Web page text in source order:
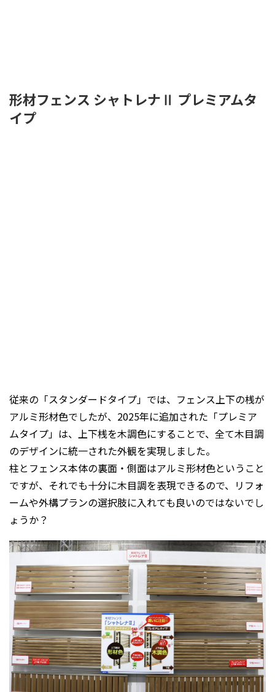
形材フェンス シャトレナⅡ プレミアムタ
イプ
従来の「スタンダードタイプ」では、フェンス上下の桟が
アルミ形材色でしたが、2025年に追加された「プレミア
ムタイプ」は、上下桟を木調色にすることで、全て木目調
のデザインに統一された外観を実現しました。
柱とフェンス本体の裏面・側面はアルミ形材色ということ
ですが、それでも十分に木目調を表現できるので、リフォ
ームや外構プランの選択肢に入れても良いのではないでし
ょうか？